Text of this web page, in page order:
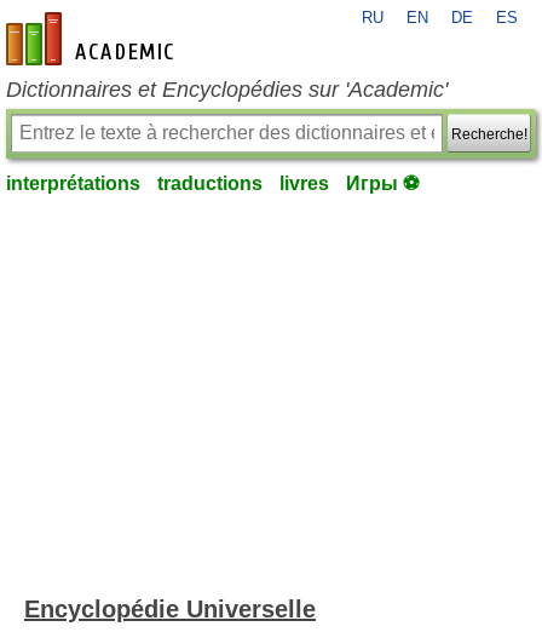
fr-academic.com
RU EN DE ES
Dictionnaires et Encyclopédies sur 'Academic'
Recherche!
interprétations traductions livres Игры ⚽
Encyclopédie Universelle